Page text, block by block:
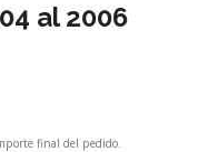
al 2006
final del pedido.